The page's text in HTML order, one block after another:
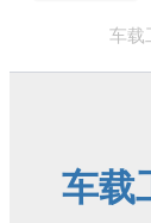
车载
车载